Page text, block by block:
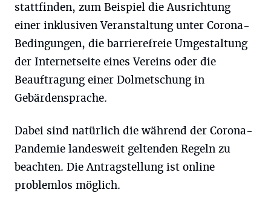
stattfinden, zum Beispiel die Ausrichtung
einer inklusiven Veranstaltung unter Corona-
Bedingungen, die barrierefreie Umgestaltung
der Internetseite eines Vereins oder die
Beauftragung einer Dolmetschung in
Gebärdensprache.
Dabei sind natürlich die während der Corona-
Pandemie landesweit geltenden Regeln zu
beachten. Die Antragstellung ist online
problemlos möglich.